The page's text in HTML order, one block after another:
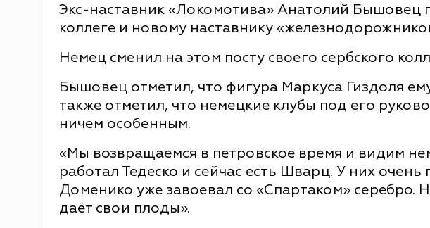
Экс-наставник «Локомотива» Анатолий Бышовец
коллеге и новому наставнику
Немец сменил на этом посту своего сербского
Бышовец отметил, что фигура Маркуса Гиздоля
также отметил, что немецкие клубы под его
ничем особенным.
«Мы возвращаемся в петровское время и видим
работал Тедеско и сейчас есть Шварц. У них
Доменико уже завоевал со «Спартаком» серебро.
даёт свои плоды».